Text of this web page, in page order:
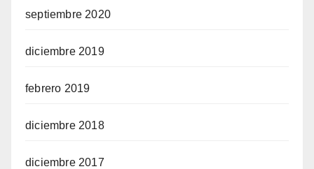
septiembre 2020
diciembre 2019
febrero 2019
diciembre 2018
diciembre 2017